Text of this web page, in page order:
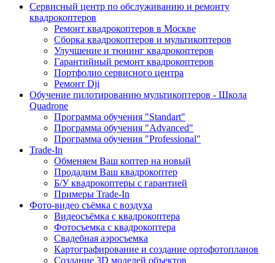
Сервисный центр по обслуживанию и ремонту
квадрокоптеров
Ремонт квадрокоптеров в Москве
Сборка квадрокоптеров и мультикоптеров
Улучшение и тюнинг квадрокоптеров
Гарантийный ремонт квадрокоптеров
Портфолио сервисного центра
Ремонт Dji
Обучение пилотированию мультикоптеров - Школа
Quadrone
Программа обучения "Standart"
Программа обучения "Advanced"
Программа обучения "Professional"
Trade-In
Обменяем Ваш коптер на новый
Продадим Ваш квадрокоптер
Б/У квадрокоптеры с гарантией
Примеры Trade-In
Фото-видео съёмка с воздуха
Видеосъёмка с квадрокоптера
Фотосъемка с квадрокоптера
Свадебная аэросъемка
Картографирование и создание ортофотопланов
Создание 3D моделей объектов